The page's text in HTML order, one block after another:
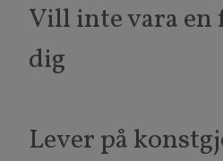
Vill inte vara
dig
Lever på